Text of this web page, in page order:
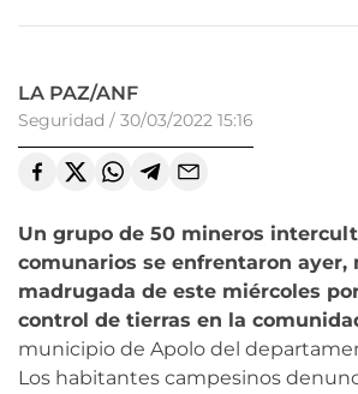
LA PAZ/ANF
Seguridad / 30/03/2022 15:16
Un grupo de 50 mineros
comunarios se enfrentaron ayer,
madrugada de este miércoles
control de tierras en la
municipio de Apolo del
Los habitantes campesinos